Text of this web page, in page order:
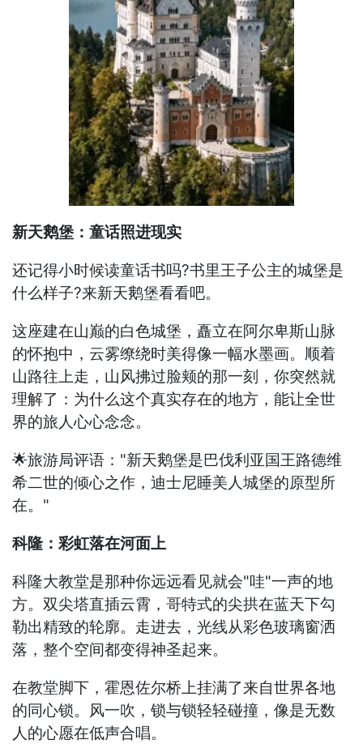
新天鹅堡：童话照进现实
还记得小时候读童话书吗?书里王子公主的城堡是
什么样子?来新天鹅堡看看吧。
这座建在山巅的白色城堡，矗立在阿尔卑斯山脉
的怀抱中，云雾缭绕时美得像一幅水墨画。顺着
山路往上走，山风拂过脸颊的那一刻，你突然就
理解了：为什么这个真实存在的地方，能让全世
界的旅人心心念念。
🌟旅游局评语："新天鹅堡是巴伐利亚国王路德维
希二世的倾心之作，迪士尼睡美人城堡的原型所
在。"
科隆：彩虹落在河面上
科隆大教堂是那种你远远看见就会"哇"一声的地
方。双尖塔直插云霄，哥特式的尖拱在蓝天下勾
勒出精致的轮廓。走进去，光线从彩色玻璃窗洒
落，整个空间都变得神圣起来。
在教堂脚下，霍恩佐尔桥上挂满了来自世界各地
的同心锁。风一吹，锁与锁轻轻碰撞，像是无数
人的心愿在低声合唱。